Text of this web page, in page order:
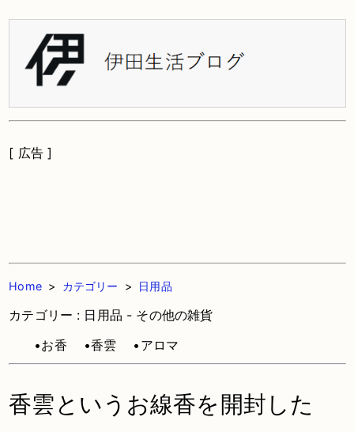
[ 広告 ]
Home> カテゴリー > 日用品
カテゴリー : 日用品 - その他の雑貨
•お香
•香雲 •アロマ
香雲というお線香を開封した